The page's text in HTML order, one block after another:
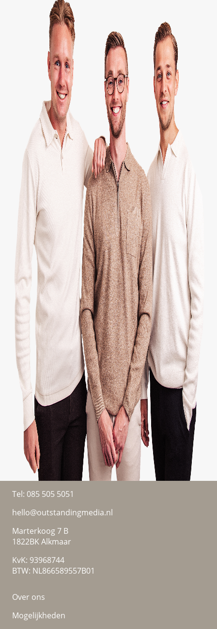
Tel: 085 505 5051
hello@outstandingmedia.nl
Marterkoog 7 B
1822BK Alkmaar
KvK: 93968744
BTW: NL866589557B01
Over ons
Mogelijkheden